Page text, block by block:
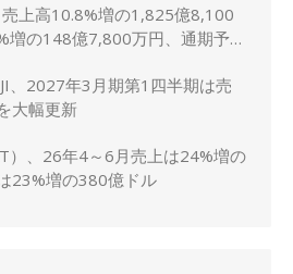
上高10.8%増の1,825億8,100
増の148億7,800万円、通期予想
、2027年3月期第1四半期は売
大幅更新
）、26年4～6月売上は24%増の
23%増の380億ドル